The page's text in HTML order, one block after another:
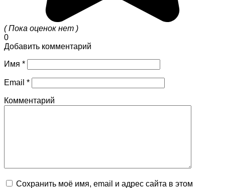
( Пока оценок нет )
0
Добавить комментарий
Имя *
Email *
Комментарий
Сохранить моё имя, email и адрес сайта в этом